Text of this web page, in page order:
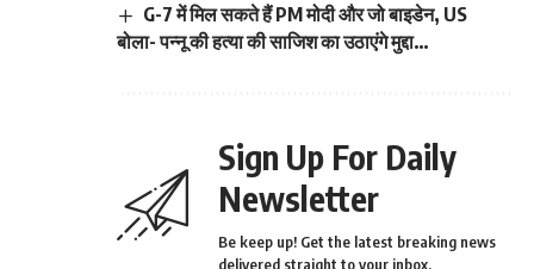
G-7 में मिल सकते हैं PM मोदी और जो बाइडेन, US
बोला- पन्नू की हत्या की साजिश का उठाएंगे मुद्दा…
Sign Up For Daily
Newsletter
Be keep up! Get the latest breaking news
delivered straight to your inbox.